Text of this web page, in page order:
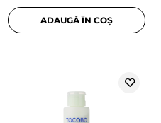
ADAUGĂ ÎN COȘ